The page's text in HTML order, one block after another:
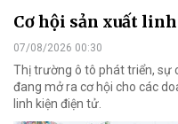
Cơ hội sản xuất
07/08/2026 00:30
Thị trường ô tô phát triển, sự
đang mở ra cơ hội cho các
linh kiện điện tử.